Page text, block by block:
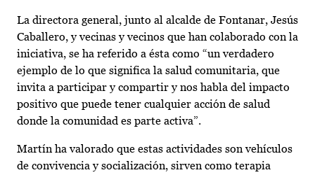
La directora general, junto al alcalde de Fontanar, Jesús
Caballero, y vecinas y vecinos que han colaborado con la
iniciativa, se ha referido a ésta como “un verdadero
ejemplo de lo que significa la salud comunitaria, que
invita a participar y compartir y nos habla del impacto
positivo que puede tener cualquier acción de salud
donde la comunidad es parte activa”.
Martín ha valorado que estas actividades son vehículos
de convivencia y socialización, sirven como terapia